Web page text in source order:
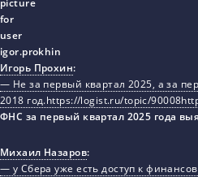
Игорь Прохин:
— Не за первый квартал 2025, а за
2018 год.https://logist.ru/topic/
ФНС за первый квартал 2025 года
Михаил Назаров:
— у Сбера уже есть доступ к